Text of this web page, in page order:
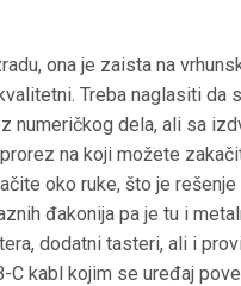
ona je zaista na
Treba naglasiti
numeričkog dela, ali sa
na koji možete
oko ruke, što je
đakonija pa je tu i
dodatni tasteri, ali i
C kabl kojim se uređaj